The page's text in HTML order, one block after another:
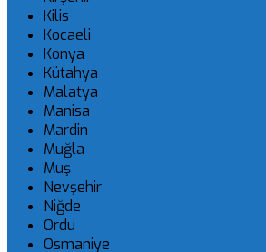
Kilis
Kocaeli
Konya
Kütahya
Malatya
Manisa
Mardin
Muğla
Muş
Nevşehir
Niğde
Ordu
Osmaniye